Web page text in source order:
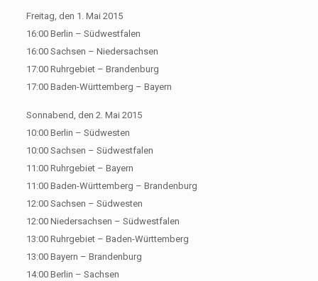
Freitag, den 1. Mai 2015
16:00 Berlin – Südwestfalen
16:00 Sachsen – Niedersachsen
17:00 Ruhrgebiet – Brandenburg
17:00 Baden-Württemberg – Bayern
Sonnabend, den 2. Mai 2015
10:00 Berlin – Südwesten
10:00 Sachsen – Südwestfalen
11:00 Ruhrgebiet – Bayern
11:00 Baden-Württemberg – Brandenburg
12:00 Sachsen – Südwesten
12:00 Niedersachsen – Südwestfalen
13:00 Ruhrgebiet – Baden-Württemberg
13:00 Bayern – Brandenburg
14:00 Berlin – Sachsen